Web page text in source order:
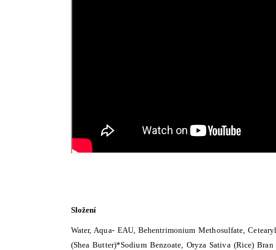
Složení
Water, Aqua- EAU, Behentrimonium Methosulfate,
(Shea Butter)*Sodium Benzoate, Oryza Sativa (Rice)